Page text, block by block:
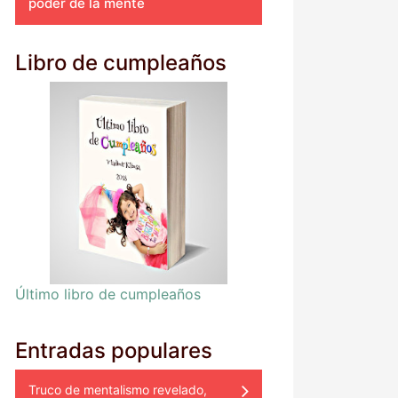
Libro de cumpleaños
Último libro de cumpleaños
Entradas populares
Truco de mentalismo revelado,